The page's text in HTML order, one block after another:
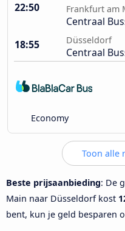
22:50 Frankfurt am
Centraal
18:55
Düsseldorf
Centraal
Economy
Toon alle
Beste prijsaanbieding: De
Main naar Düsseldorf kost
bent, kun je geld besparen